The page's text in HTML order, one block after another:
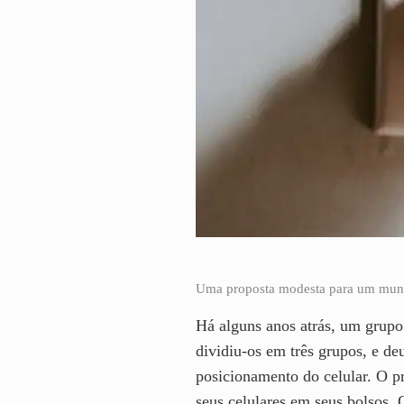
Uma proposta modesta para um
Há alguns anos atrás, um
dividiu-os em três grupos, e
posicionamento do celular. O